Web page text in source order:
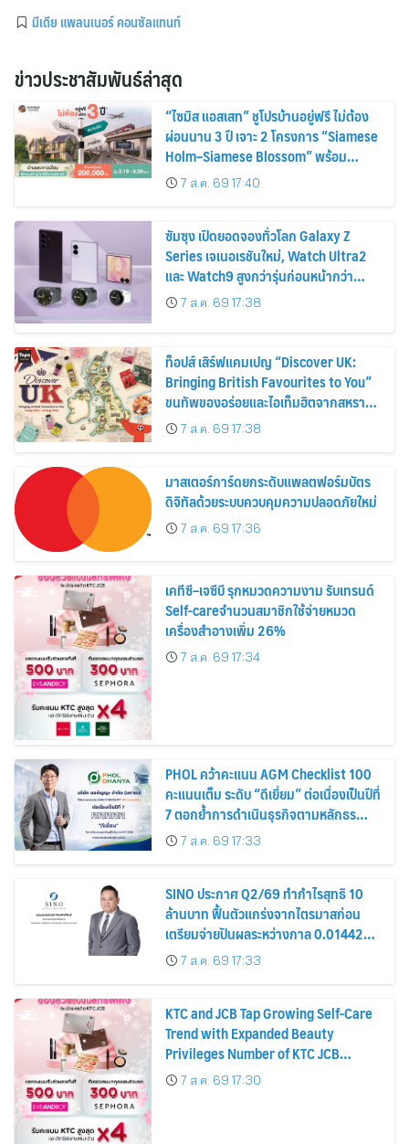
มีเดีย แพลนเนอร์ คอนซัลแทนท์
ข่าวประชาสัมพันธ์ล่าสุด
“ไซมิส แอสเสท” ชูโปรบ้านอยู่ฟรี ไม่ต้อง
ผ่อนนาน 3 ปี เจาะ 2 โครงการ “Siamese
Holm–Siamese Blossom” พร้อม
ส่วนลดและสิทธิพิเศษถึง 31 สิงหาคม
2569
7 ส.ค. 69 17:40
ซัมซุง เปิดยอดจองทั่วโลก Galaxy Z
Series เจเนอเรชันใหม่, Watch Ultra2
และ Watch9 สูงกว่ารุ่นก่อนหน้ากว่า
30%7 ส.ค. 69 17:38
ท็อปส์ เสิร์ฟแคมเปญ “Discover UK:
Bringing British Favourites to You”
ขนทัพของอร่อยและไอเท็มฮิตจากสหราช
อาณาจักร ส่งตรงถึงมือตั้งแต่วันนี้ – 18
สิงหาคมนี้
7 ส.ค. 69 17:38
มาสเตอร์การ์ดยกระดับแพลตฟอร์มบัตร
ดิจิทัลด้วยระบบควบคุมความปลอดภัยใหม่
7 ส.ค. 69 17:36
เคทีซี–เจซีบี รุกหมวดความงาม รับเทรนด์
Self-careจำนวนสมาชิกใช้จ่ายหมวด
เครื่องสำอางเพิ่ม 26%
7 ส.ค. 69 17:34
PHOL คว้าคะแนน AGM Checklist 100
คะแนนเต็ม ระดับ “ดีเยี่ยม” ต่อเนื่องเป็นปีที่
7 ตอกย้ำการดำเนินธุรกิจตามหลักธร
รมาภิบาล โปร่งใส สร้างความเชื่อมั่นผู้ถือ
หุ้น
7 ส.ค. 69 17:33
SINO ประกาศ Q2/69 ทำกำไรสุทธิ 10
ล้านบาท ฟื้นตัวแกร่งจากไตรมาสก่อน
เตรียมจ่ายปันผลระหว่างกาล 0.014423
บาทต่อหุ้น ครึ่งปีหลังมุ่งเติบโตต่อเนื่อง
7 ส.ค. 69 17:33
KTC and JCB Tap Growing Self-Care
Trend with Expanded Beauty
Privileges Number of KTC JCB
Cardmembers Spending on
Cosmetics Rises 26%
7 ส.ค. 69 17:30